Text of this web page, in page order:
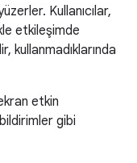
Kullanıcılar,
etkileşimde
kullanmadıklarında
etkin
gibi